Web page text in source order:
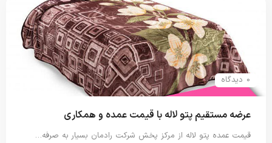
0 دیدگاه
عرضه مستقیم پتو لاله با قیمت عمده و همکاری
قیمت عمده پتو لاله از مرکز پخش شرکت رادمان بسیار به صرفه…